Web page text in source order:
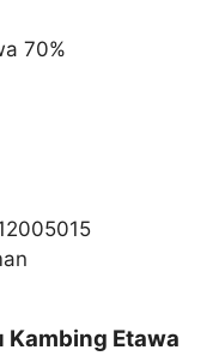
70%
Kambing Etawa